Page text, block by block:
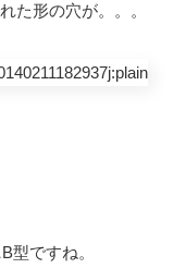
た形の穴が。。。
型ですね。